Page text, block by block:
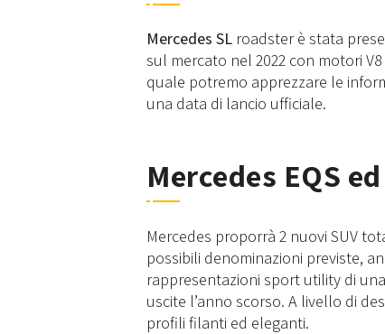
Mercedes SL roadster è stata
sul mercato nel 2022 con motori
quale potremo apprezzare le
una data di lancio ufficiale.
Mercedes EQS
Mercedes proporrà 2 nuovi SUV
possibili denominazioni previste,
rappresentazioni sport utility di
uscite l’anno scorso. A livello di
profili filanti ed eleganti.